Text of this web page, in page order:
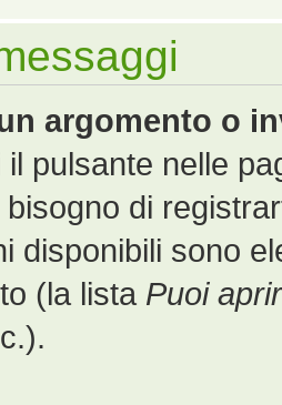
argomento o
pulsante nelle
di
disponibili sono
(la lista Puoi